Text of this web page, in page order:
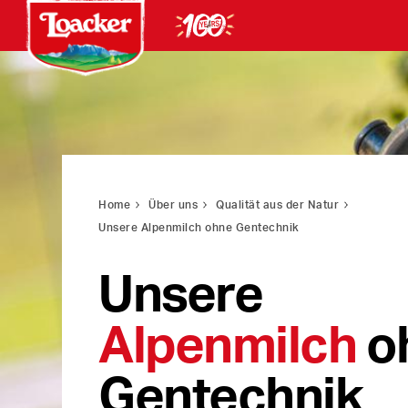
Home Über uns
Qualität aus der Natur
Unsere Alpenmilch ohne Gentechnik
Unsere
Alpenmilch
Gentechnik